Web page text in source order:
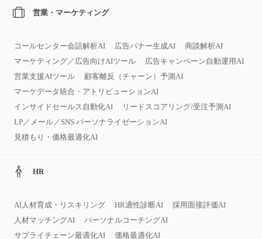
営業・マーケティング
コールセンター会話解析AI 広告バナー生成AI
商談解析AI
マーケティング／広告向けAIツール
広告キャンペーン自動運用AI
営業支援AIツール
顧客離反（チャーン）予測AI
マーケデータ統合・アトリビューションAI
インサイドセールス自動化AI
リードスコアリング/受注予測AI
LP／メール／SNS パーソナライゼーションAI
見積もり・価格最適化AI
HR
AI人材育成・リスキリング HR適性診断AI
採用面接評価AI
人材マッチングAI
パーソナルコーチングAI
サプライチェーン最適化AI
価格最適化AI